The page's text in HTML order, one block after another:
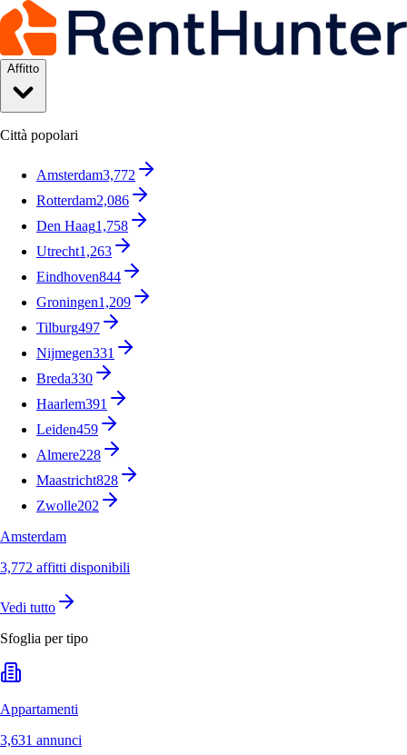
Affitto
Città popolari
Amsterdam3,772
Rotterdam2,086
Den Haag1,758
Utrecht1,263
Eindhoven844
Groningen1,209
Tilburg497
Nijmegen331
Breda330
Haarlem391
Leiden459
Almere228
Maastricht828
Zwolle202
Amsterdam
3,772 affitti disponibili
Vedi tutto
Sfoglia per tipo
Appartamenti
3,631 annunci